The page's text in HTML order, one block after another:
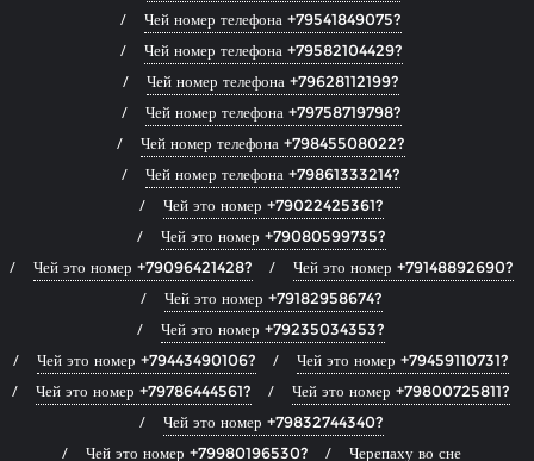
Чей номер телефона +79541849075?
Чей номер телефона +79582104429?
Чей номер телефона +79628112199?
Чей номер телефона +79758719798?
Чей номер телефона +79845508022?
Чей номер телефона +79861333214?
Чей это номер +79022425361?
Чей это номер +79080599735?
Чей это номер +79096421428?
Чей это номер +79148892690?
Чей это номер +79182958674?
Чей это номер +79235034353?
Чей это номер +79443490106?
Чей это номер +79459110731?
Чей это номер +79786444561?
Чей это номер +79800725811?
Чей это номер +79832744340?
Чей это номер +79980196530?
Черепаху во сне